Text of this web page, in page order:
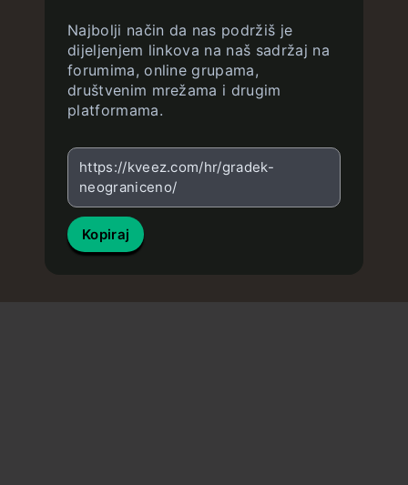
Najbolji način da nas podržiš je
dijeljenjem linkova na naš sadržaj na
forumima, online grupama,
društvenim mrežama i drugim
platformama.
https://kveez.com/hr/gradek-
neograniceno/
Kopiraj